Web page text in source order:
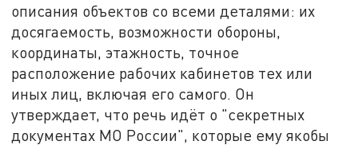
описания объектов со всеми деталями: их
досягаемость, возможности обороны,
координаты, этажность, точное
расположение рабочих кабинетов тех или
иных лиц, включая его самого. Он
утверждает, что речь идёт о "секретных
документах МО России", которые ему якобы